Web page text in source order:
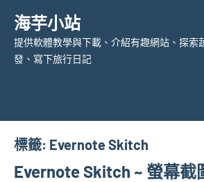
content
海芋小站
提供軟體教學與下載、介紹有趣網站、探索
發、寫下旅行日記
標籤: Evernote Skitch
Evernote Skitch ~ 螢幕截